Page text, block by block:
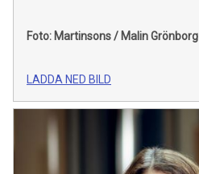
Foto: Martinsons / Malin Grönborg
LADDA NED BILD